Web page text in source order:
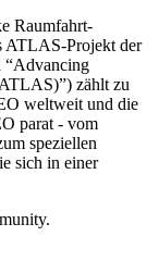
Raumfahrt-
ATLAS-Projekt der
“Advancing
zählt zu
weltweit und die
parat - vom
speziellen
sich in einer